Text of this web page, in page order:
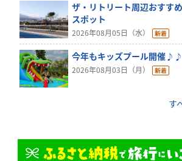
ザ・リトリート周辺おすす
スポット
2026年08月05日（水）
今年もキッズプール開催♪♪
2026年08月03日（月）
す